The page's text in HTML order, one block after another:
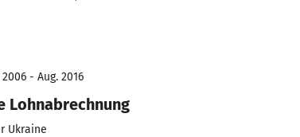
- Aug. 2016
Lohnabrechnung
Ukraine